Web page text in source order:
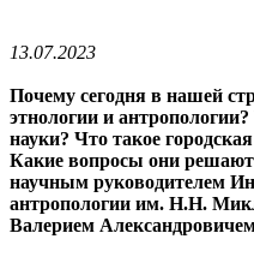
13.07.2023
Почему сегодня в нашей
этнологии и
науки? Что такое
Какие вопросы они
научным руководителем
антропологии им. Н.Н.
Валерием